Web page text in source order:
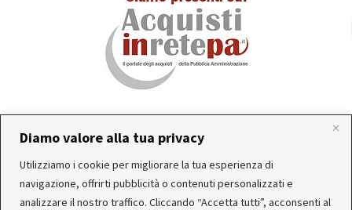
Diamo valore alla tua privacy
Utilizziamo i cookie per migliorare la tua esperienza di
navigazione, offrirti pubblicità o contenuti personalizzati e
analizzare il nostro traffico. Cliccando “Accetta tutti”, acconsenti al
In occasione delle FERIE ESTIVE, alcune aziende
produttrici e corrieri potrebbero sospendere o rallentare
temporaneamente le attività. Per questo motivo, gli
Servizio clienti attivo: Da Lunedì a Venerdì dalle 10:30 alle
12:30 e dalle 15:30 alle 17:30